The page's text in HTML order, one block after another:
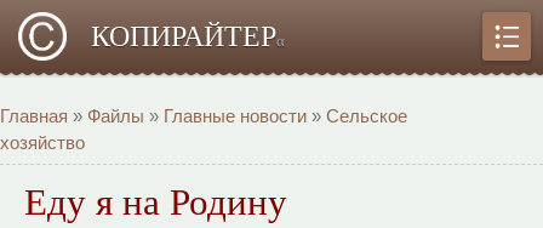
КОПИРАЙТЕРα
Главная » Файлы » Главные новости » Сельское
хозяйство
Еду я на Родину